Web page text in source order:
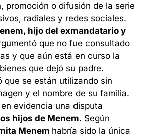
promoción o difusión de la serie
radiales y redes sociales.
hijo del exmandatario y
que no fue consultado
y que aún está en curso la
que dejó su padre.
que se están utilizando sin
y el nombre de su familia.
evidencia una disputa
hijos de Menem. Según
Menem habría sido la única